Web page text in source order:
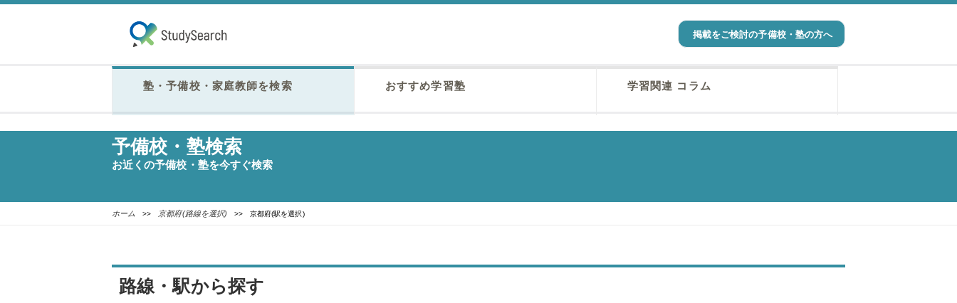
掲載をご検討の予備校・塾の方へ
塾・予備校・家庭教師を検索 おすすめ学習塾 学習関連 コラム
予備校・塾検索
お近くの予備校・塾を今すぐ検索
ホーム >> 京都府(路線を選択) >> 京都府(駅を選択)
路線・駅から探す